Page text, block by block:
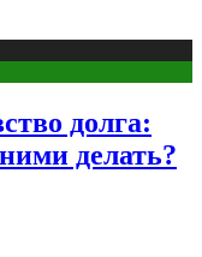
долга:
делать?